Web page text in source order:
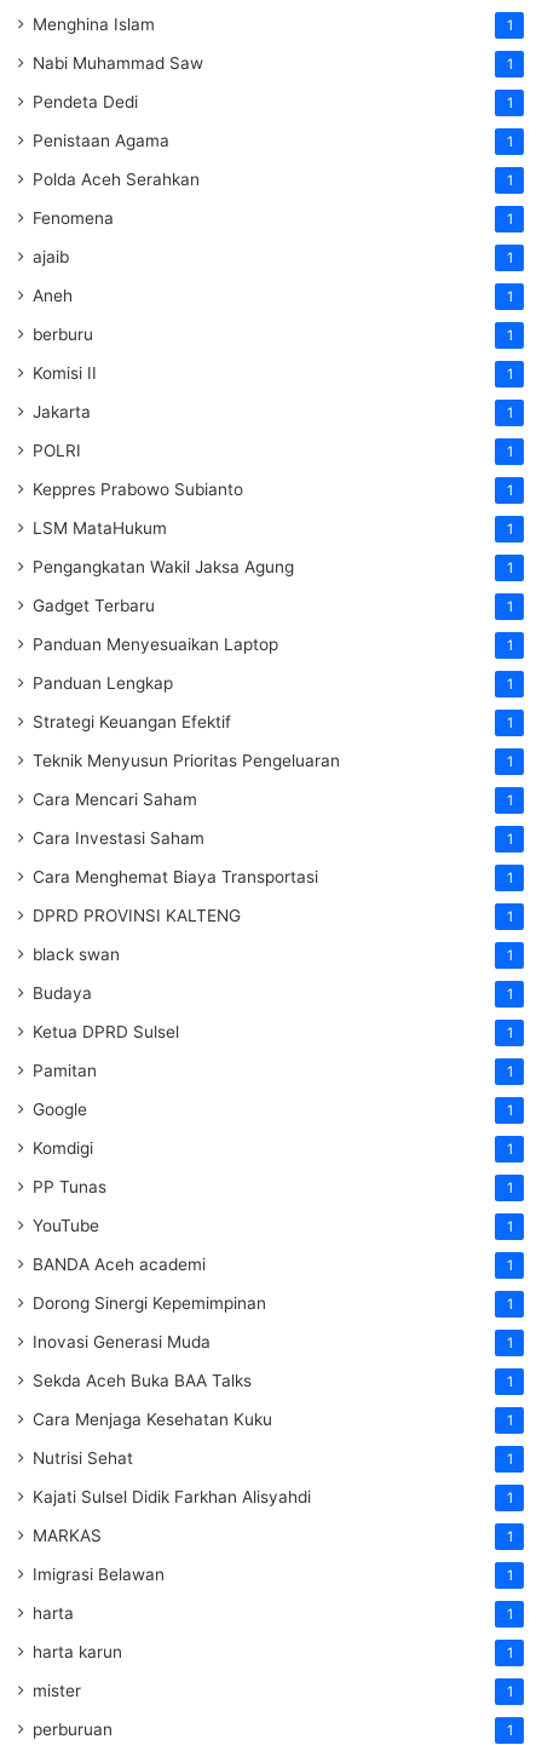
Menghina Islam 1
Nabi Muhammad Saw 1
Pendeta Dedi 1
Penistaan Agama 1
Polda Aceh Serahkan 1
Fenomena 1
ajaib 1
Aneh 1
berburu 1
Komisi II 1
Jakarta 1
POLRI 1
Keppres Prabowo Subianto 1
LSM MataHukum 1
Pengangkatan Wakil Jaksa Agung 1
Gadget Terbaru 1
Panduan Menyesuaikan Laptop 1
Panduan Lengkap 1
Strategi Keuangan Efektif 1
Teknik Menyusun Prioritas Pengeluaran 1
Cara Mencari Saham 1
Cara Investasi Saham 1
Cara Menghemat Biaya Transportasi 1
DPRD PROVINSI KALTENG 1
black swan 1
Budaya 1
Ketua DPRD Sulsel 1
Pamitan 1
Google 1
Komdigi 1
PP Tunas 1
YouTube 1
BANDA Aceh academi 1
Dorong Sinergi Kepemimpinan 1
Inovasi Generasi Muda 1
Sekda Aceh Buka BAA Talks 1
Cara Menjaga Kesehatan Kuku 1
Nutrisi Sehat 1
Kajati Sulsel Didik Farkhan Alisyahdi 1
MARKAS 1
Imigrasi Belawan 1
harta 1
harta karun 1
mister 1
perburuan 1